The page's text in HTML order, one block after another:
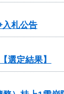
入札公告
選定結果】